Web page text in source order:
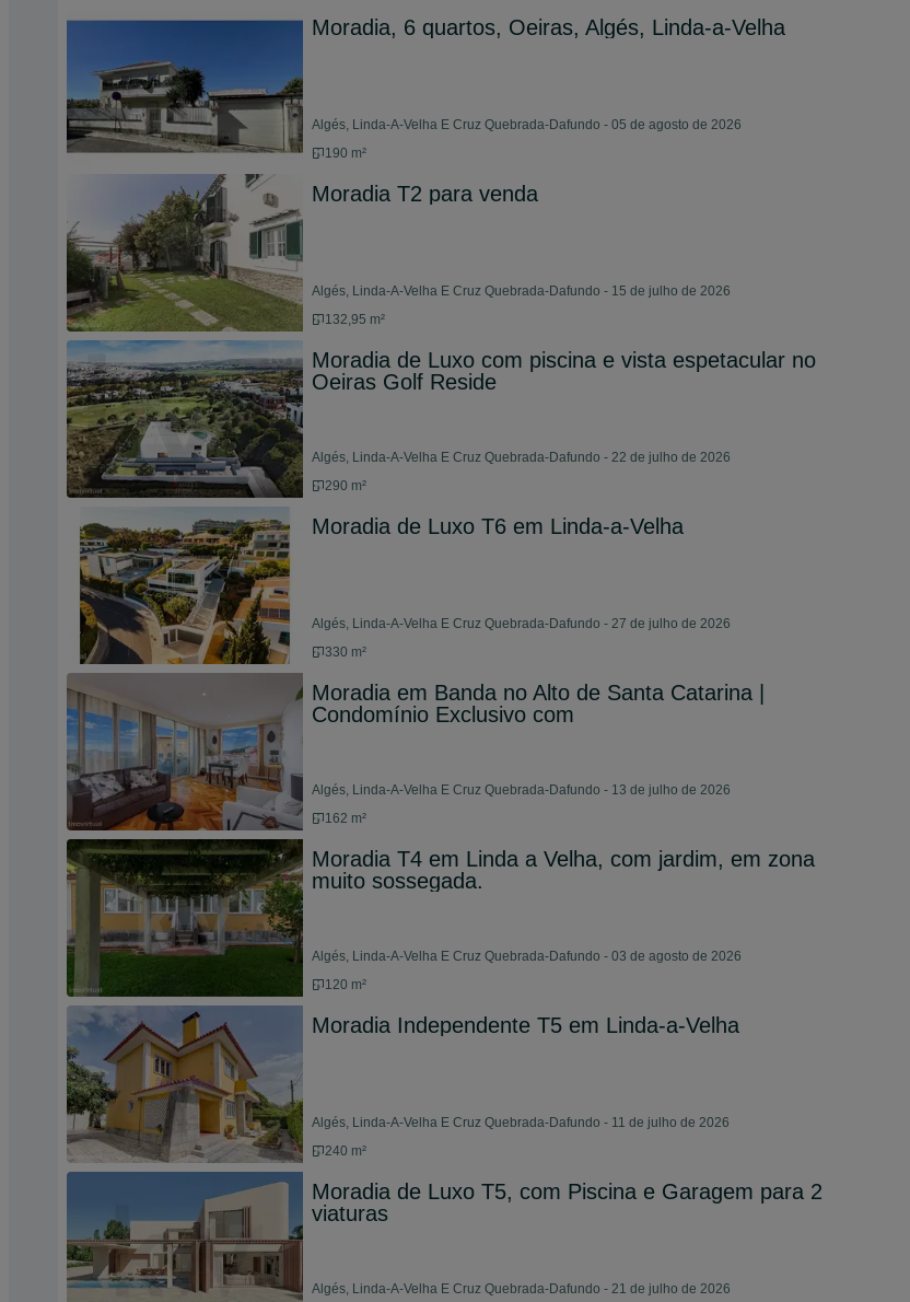
Moradia, 6 quartos, Oeiras, Algés, Linda-a-Velha
Algés, Linda-A-Velha E Cruz Quebrada-Dafundo - 05 de agosto de 2026
190 m²
Moradia T2 para venda
Algés, Linda-A-Velha E Cruz Quebrada-Dafundo - 15 de julho de 2026
132,95 m²
Moradia de Luxo com piscina e vista espetacular no
Oeiras Golf Reside
Algés, Linda-A-Velha E Cruz Quebrada-Dafundo - 22 de julho de 2026
290 m²
Moradia de Luxo T6 em Linda-a-Velha
Algés, Linda-A-Velha E Cruz Quebrada-Dafundo - 27 de julho de 2026
330 m²
Moradia em Banda no Alto de Santa Catarina |
Condomínio Exclusivo com
Algés, Linda-A-Velha E Cruz Quebrada-Dafundo - 13 de julho de 2026
162 m²
Moradia T4 em Linda a Velha, com jardim, em zona
muito sossegada.
Algés, Linda-A-Velha E Cruz Quebrada-Dafundo - 03 de agosto de 2026
120 m²
Moradia Independente T5 em Linda-a-Velha
Algés, Linda-A-Velha E Cruz Quebrada-Dafundo - 11 de julho de 2026
240 m²
Moradia de Luxo T5, com Piscina e Garagem para 2
viaturas
Algés, Linda-A-Velha E Cruz Quebrada-Dafundo - 21 de julho de 2026